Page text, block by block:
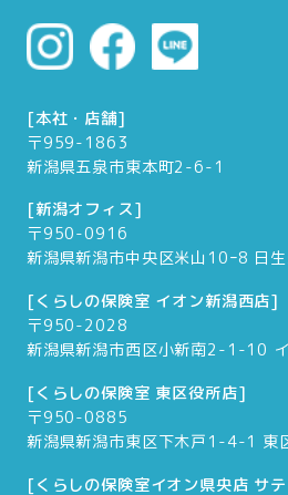
[本社・店舗]
〒959-1863
新潟県五泉市東本町2-6-1
[新潟オフィス]
〒950-0916
新潟県新潟市中央区米山10ｰ8 日
[くらしの保険室 イオン新潟西店]
〒950-2028
新潟県新潟市西区小新南2-1-10
[くらしの保険室 東区役所店]
〒950-0885
新潟県新潟市東区下木戸1-4-1 東
[くらしの保険室イオン県央店 サ